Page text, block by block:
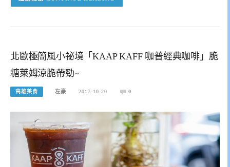
北歐極簡風小祕境「KAAP KAFF 咖普經典咖啡」脆
糖萊姆涼脆帶勁~
高雄美食 左豪 2017-10-20 0